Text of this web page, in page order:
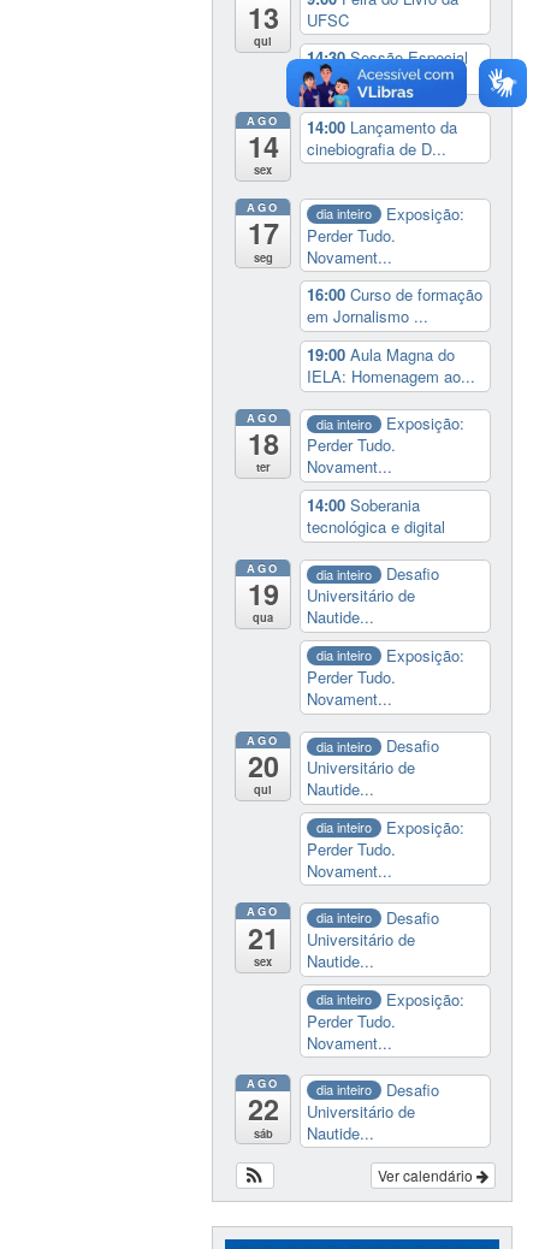
13
qui
UFSC
14:30Sessão Especial
do Conselho Esta...
AGO
14
sex
14:00 Lançamento da
cinebiografia de D...
AGO
17
seg
dia inteiro
Exposição:
Perder Tudo.
Novament...
16:00Curso de formação
em Jornalismo ...
19:00Aula Magna do
IELA: Homenagem ao...
AGO
18
ter
dia inteiro
Exposição:
Perder Tudo.
Novament...
14:00Soberania
tecnológica e digital
AGO
19
qua
dia inteiro
Desafio
Universitário de
Nautide...
dia inteiro
Exposição:
Perder Tudo.
Novament...
AGO
20
qui
dia inteiro
Desafio
Universitário de
Nautide...
dia inteiro
Exposição:
Perder Tudo.
Novament...
AGO
21
sex
dia inteiro
Desafio
Universitário de
Nautide...
dia inteiro
Exposição:
Perder Tudo.
Novament...
AGO
22
sáb
dia inteiro
Desafio
Universitário de
Nautide...
Ver calendário